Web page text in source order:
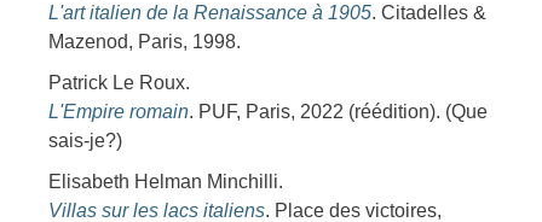
L'art italien de la Renaissance à 1905. Citadelles &
Mazenod, Paris, 1998.
Patrick Le Roux.
L'Empire romain. PUF, Paris, 2022 (réédition). (Que
sais-je?)
Elisabeth Helman Minchilli.
Villas sur les lacs italiens. Place des victoires,